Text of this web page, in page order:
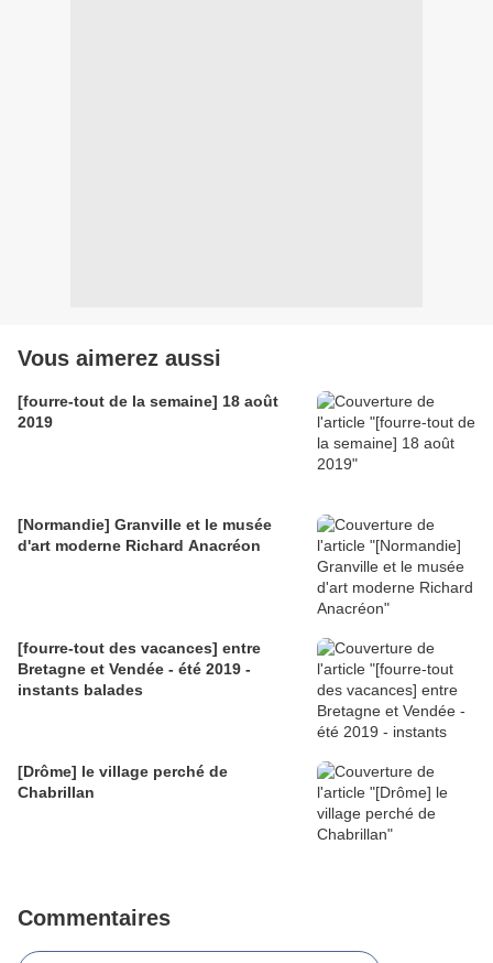
Vous aimerez aussi
[fourre-tout de la semaine] 18 août
2019
[Normandie] Granville et le musée
d'art moderne Richard Anacréon
[fourre-tout des vacances] entre
Bretagne et Vendée - été 2019 -
instants balades
[Drôme] le village perché de
Chabrillan
Commentaires